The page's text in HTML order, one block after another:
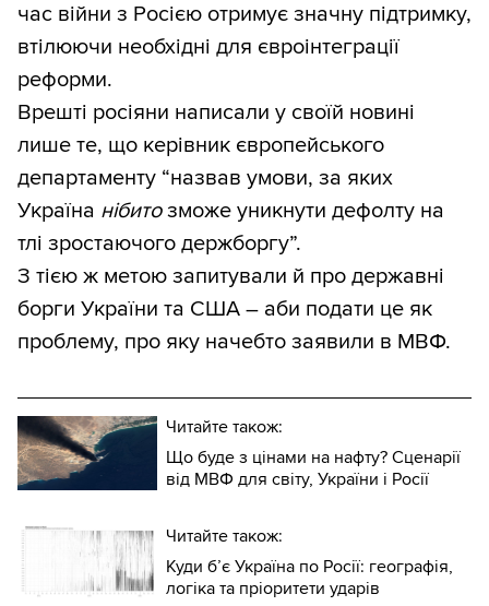
час війни з Росією отримує значну підтримку,
втілюючи необхідні для євроінтеграції
реформи.
Врешті росіяни написали у своїй новині
лише те, що керівник європейського
департаменту “назвав умови, за яких
Україна нібитозможе уникнути дефолту на
тлі зростаючого держборгу”.
З тією ж метою запитували й про державні
борги України та США – аби подати це як
проблему, про яку начебто заявили в МВФ.
Читайте також:
Що буде з цінами на нафту? Сценарії
від МВФ для світу, України і Росії
Читайте також:
Куди б’є Україна по Росії: географія,
логіка та пріоритети ударів